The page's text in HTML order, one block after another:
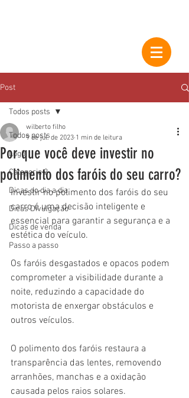
Post
Todos posts
Logo
Categoria 2
Dicas do dia a dia
Dicas Divulgação
Dicas de venda
Passo a passo
Todos posts
Por que você deve investir no
polimento dos faróis do seu carro?
wilberto filho
9 de jul. de 2023 1 min de leitura
Investir no polimento dos faróis do seu
carro é uma decisão inteligente e
essencial para garantir a segurança e a
estética do veículo.
Os faróis desgastados e opacos podem
comprometer a visibilidade durante a
noite, reduzindo a capacidade do
motorista de enxergar obstáculos e
outros veículos.
O polimento dos faróis restaura a
transparência das lentes, removendo
arranhões, manchas e a oxidação
causada pelos raios solares.